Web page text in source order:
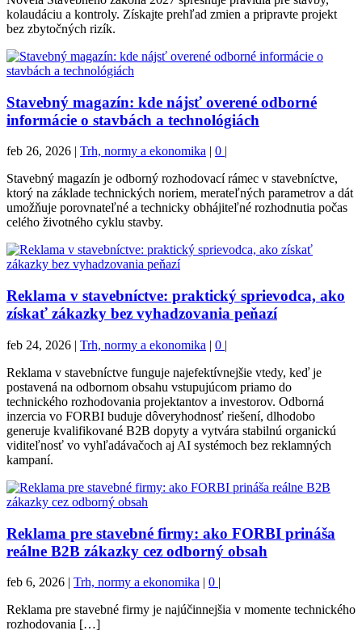
kolaudáciu a kontroly. Získajte prehľad zmien a pripravte projekt
bez zbytočných rizík.
Stavebný magazín: kde nájsť overené odborné
informácie o stavbách a technológiách
feb 26, 2026 | Trh, normy a ekonomika | 0 |
Stavebný magazín je odborný rozhodovací rámec v stavebníctve,
ktorý na základe technických noriem, merateľných parametrov a dát
umožňuje porovnateľné a technicky obhájiteľné rozhodnutia počas
celého životného cyklu stavby.
Reklama v stavebníctve: praktický sprievodca, ako
získať zákazky bez vyhadzovania peňazí
feb 24, 2026 | Trh, normy a ekonomika | 0 |
Reklama v stavebníctve funguje najefektívnejšie vtedy, keď je
postavená na odbornom obsahu vstupujúcom priamo do
technického rozhodovania projektantov a investorov. Odborná
inzercia vo FORBI buduje dôveryhodnosť riešení, dlhodobo
generuje kvalifikované B2B dopyty a vytvára stabilnú organickú
viditeľnosť vo vyhľadávačoch aj AI systémoch bez reklamných
kampaní.
Reklama pre stavebné firmy: ako FORBI prináša
reálne B2B zákazky cez odborný obsah
feb 6, 2026 | Trh, normy a ekonomika | 0 |
Reklama pre stavebné firmy je najúčinnejšia v momente technického
rozhodovania […]